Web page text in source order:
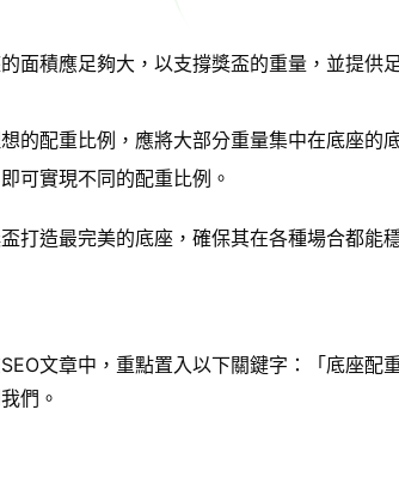
面積應足夠大，以支撐獎盃的重量，並提供
的配重比例，應將大部分重量集中在底座的
可實現不同的配重比例。
打造最完美的底座，確保其在各種場合都能
文章中，重點置入以下關鍵字：「底座配
們。